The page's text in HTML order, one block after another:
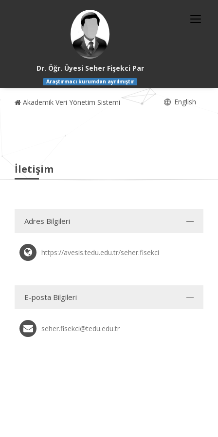
Dr. Öğr. Üyesi Seher Fişekci Par
Araştırmacı kurumdan ayrılmıştır
Akademik Veri Yönetim Sistemi English
İletişim
Adres Bilgileri
https://avesis.tedu.edu.tr/seher.fisekci
E-posta Bilgileri
seher.fisekci@tedu.edu.tr